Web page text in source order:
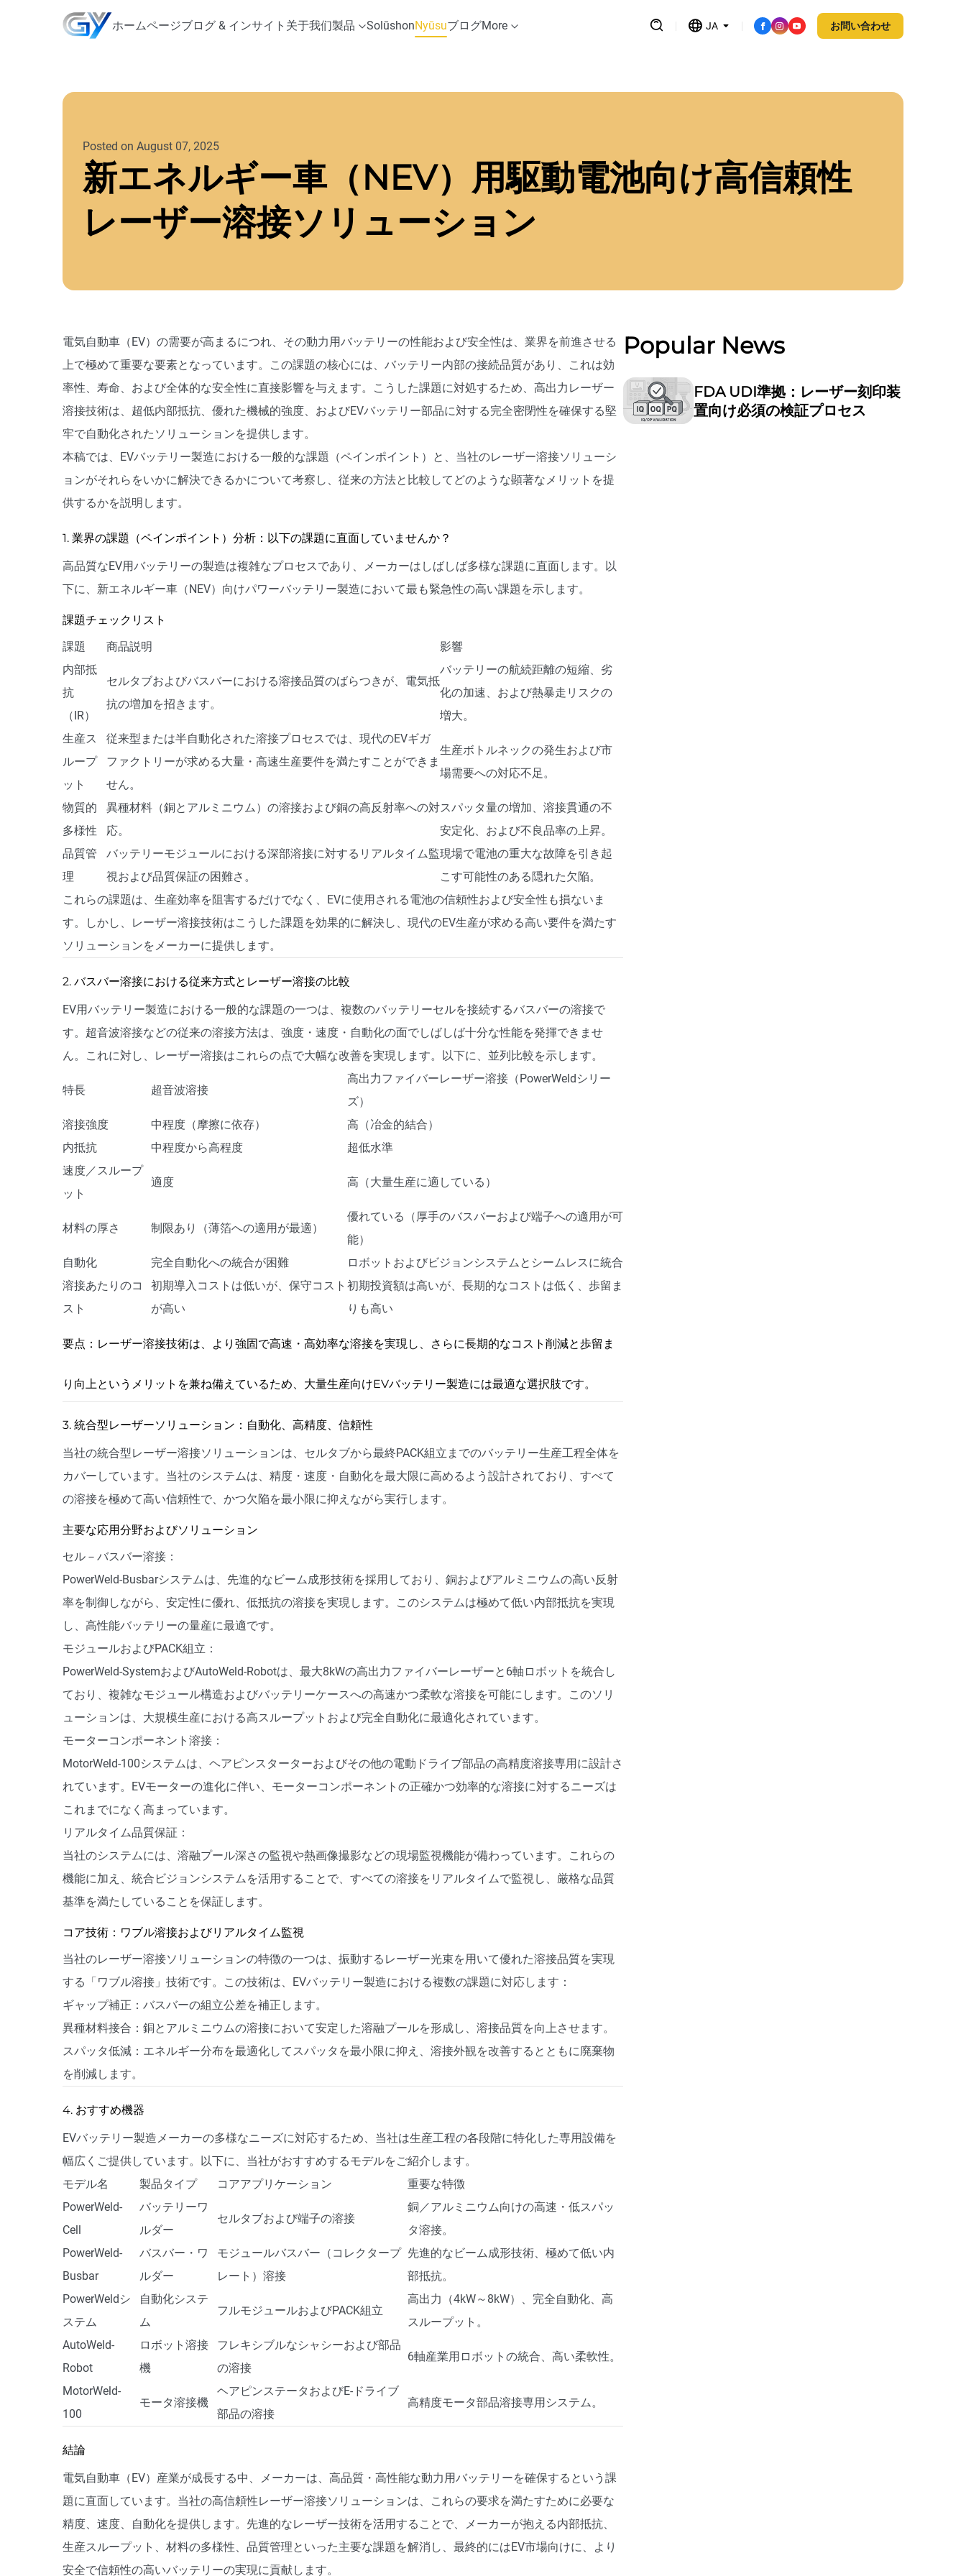
ホームページブログ & インサイト 关于我们製品 SolūshonNyūsuブログMore JA お問い合わせ
新エネルギー車（NEV）用駆動電池向け高信頼性
レーザー溶接ソリューション
Posted on August 07, 2025
電気自動車（EV）の需要が高まるにつれ、その動力用バッテリーの性能および安全性は、業界を前進させる
上で極めて重要な要素となっています。この課題の核心には、バッテリー内部の接続品質があり、これは効
率性、寿命、および全体的な安全性に直接影響を与えます。こうした課題に対処するため、高出力レーザー
溶接技術は、超低内部抵抗、優れた機械的強度、およびEVバッテリー部品に対する完全密閉性を確保する堅
牢で自動化されたソリューションを提供します。
本稿では、EVバッテリー製造における一般的な課題（ペインポイント）と、当社のレーザー溶接ソリューシ
ョンがそれらをいかに解決できるかについて考察し、従来の方法と比較してどのような顕著なメリットを提
供するかを説明します。
1. 業界の課題（ペインポイント）分析：以下の課題に直面していませんか？
高品質なEV用バッテリーの製造は複雑なプロセスであり、メーカーはしばしば多様な課題に直面します。以
下に、新エネルギー車（NEV）向けパワーバッテリー製造において最も緊急性の高い課題を示します。
課題チェックリスト
課題
商品説明
影響
内部抵
抗
（IR）
セルタブおよびバスバーにおける溶接品質のばらつきが、電気抵
抗の増加を招きます。
バッテリーの航続距離の短縮、劣
化の加速、および熱暴走リスクの
増大。
生産ス
ループ
ット
従来型または半自動化された溶接プロセスでは、現代のEVギガ
ファクトリーが求める大量・高速生産要件を満たすことができま
せん。
生産ボトルネックの発生および市
場需要への対応不足。
物質的
多様性
異種材料（銅とアルミニウム）の溶接および銅の高反射率への対
応。
スパッタ量の増加、溶接貫通の不
安定化、および不良品率の上昇。
品質管
理
バッテリーモジュールにおける深部溶接に対するリアルタイム監
視および品質保証の困難さ。
現場で電池の重大な故障を引き起
こす可能性のある隠れた欠陥。
これらの課題は、生産効率を阻害するだけでなく、EVに使用される電池の信頼性および安全性も損ないま
す。しかし、レーザー溶接技術はこうした課題を効果的に解決し、現代のEV生産が求める高い要件を満たす
ソリューションをメーカーに提供します。
2. バスバー溶接における従来方式とレーザー溶接の比較
EV用バッテリー製造における一般的な課題の一つは、複数のバッテリーセルを接続するバスバーの溶接で
す。超音波溶接などの従来の溶接方法は、強度・速度・自動化の面でしばしば十分な性能を発揮できませ
ん。これに対し、レーザー溶接はこれらの点で大幅な改善を実現します。以下に、並列比較を示します。
特長 超音波溶接
高出力ファイバーレーザー溶接（PowerWeldシリー
ズ）
溶接強度
中程度（摩擦に依存）
高（冶金的結合）
内抵抗
中程度から高程度
超低水準
速度／スループ
ット
適度 高（大量生産に適している）
材料の厚さ 制限あり（薄箔への適用が最適）
優れている（厚手のバスバーおよび端子への適用が可
能）
自動化
完全自動化への統合が困難
ロボットおよびビジョンシステムとシームレスに統合
溶接あたりのコ
スト
初期導入コストは低いが、保守コスト
が高い
初期投資額は高いが、長期的なコストは低く、歩留ま
りも高い
要点：レーザー溶接技術は、より強固で高速・高効率な溶接を実現し、さらに長期的なコスト削減と歩留ま
り向上というメリットを兼ね備えているため、大量生産向けEVバッテリー製造には最適な選択肢です。
3. 統合型レーザーソリューション：自動化、高精度、信頼性
当社の統合型レーザー溶接ソリューションは、セルタブから最終PACK組立までのバッテリー生産工程全体を
カバーしています。当社のシステムは、精度・速度・自動化を最大限に高めるよう設計されており、すべて
の溶接を極めて高い信頼性で、かつ欠陥を最小限に抑えながら実行します。
主要な応用分野およびソリューション
セル－バスバー溶接：
PowerWeld-Busbarシステムは、先進的なビーム成形技術を採用しており、銅およびアルミニウムの高い反射
率を制御しながら、安定性に優れ、低抵抗の溶接を実現します。このシステムは極めて低い内部抵抗を実現
し、高性能バッテリーの量産に最適です。
モジュールおよびPACK組立：
PowerWeld-SystemおよびAutoWeld-Robotは、最大8kWの高出力ファイバーレーザーと6軸ロボットを統合し
ており、複雑なモジュール構造およびバッテリーケースへの高速かつ柔軟な溶接を可能にします。このソリ
ューションは、大規模生産における高スループットおよび完全自動化に最適化されています。
モーターコンポーネント溶接：
MotorWeld-100システムは、ヘアピンスターターおよびその他の電動ドライブ部品の高精度溶接専用に設計さ
れています。EVモーターの進化に伴い、モーターコンポーネントの正確かつ効率的な溶接に対するニーズは
これまでになく高まっています。
リアルタイム品質保証：
当社のシステムには、溶融プール深さの監視や熱画像撮影などの現場監視機能が備わっています。これらの
機能に加え、統合ビジョンシステムを活用することで、すべての溶接をリアルタイムで監視し、厳格な品質
基準を満たしていることを保証します。
コア技術：ワブル溶接およびリアルタイム監視
当社のレーザー溶接ソリューションの特徴の一つは、振動するレーザー光束を用いて優れた溶接品質を実現
する「ワブル溶接」技術です。この技術は、EVバッテリー製造における複数の課題に対応します：
ギャップ補正：バスバーの組立公差を補正します。
異種材料接合：銅とアルミニウムの溶接において安定した溶融プールを形成し、溶接品質を向上させます。
スパッタ低減：エネルギー分布を最適化してスパッタを最小限に抑え、溶接外観を改善するとともに廃棄物
を削減します。
4. おすすめ機器
EVバッテリー製造メーカーの多様なニーズに対応するため、当社は生産工程の各段階に特化した専用設備を
幅広くご提供しています。以下に、当社がおすすめするモデルをご紹介します。
モデル名
製品タイプ コアアプリケーション
重要な特徴
PowerWeld-
Cell
バッテリーワ
ルダー
セルタブおよび端子の溶接
銅／アルミニウム向けの高速・低スパッ
タ溶接。
PowerWeld-
Busbar
バスバー・ワ
ルダー
モジュールバスバー（コレクタープ
レート）溶接
先進的なビーム成形技術、極めて低い内
部抵抗。
PowerWeldシ
ステム
自動化システ
ム
フルモジュールおよびPACK組立
高出力（4kW～8kW）、完全自動化、高
スループット。
AutoWeld-
Robot
ロボット溶接
機
フレキシブルなシャシーおよび部品
の溶接
6軸産業用ロボットの統合、高い柔軟性。
MotorWeld-
100
モータ溶接機
ヘアピンステータおよびE-ドライブ
部品の溶接
高精度モータ部品溶接専用システム。
結論
電気自動車（EV）産業が成長する中、メーカーは、高品質・高性能な動力用バッテリーを確保するという課
題に直面しています。当社の高信頼性レーザー溶接ソリューションは、これらの要求を満たすために必要な
精度、速度、自動化を提供します。先進的なレーザー技術を活用することで、メーカーが抱える内部抵抗、
生産スループット、材料の多様性、品質管理といった主要な課題を解消し、最終的にはEV市場向けに、より
安全で信頼性の高いバッテリーの実現に貢献します。
Popular News
FDA UDI準拠：レーザー刻印装
置向け必須の検証プロセス